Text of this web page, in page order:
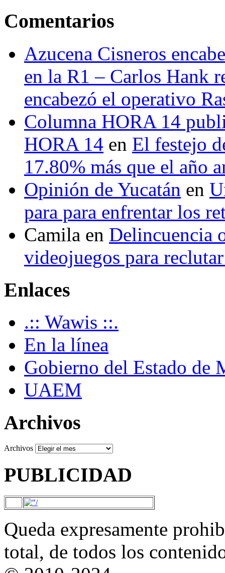
Comentarios
Azucena Cisneros
en la R1 – Carlos Hank
encabezó el operativo
Columna HORA 14
HORA 14 en El festejo
17.80% más que el año
Opinión de Yucatán en
para para enfrentar los
Camila en Delincuencia
videojuegos para
Enlaces
.:: Wawis ::.
En la línea
Gobierno del Estado de
UAEM
Archivos
Archivos
PUBLICIDAD
Queda expresamente
total, de todos los